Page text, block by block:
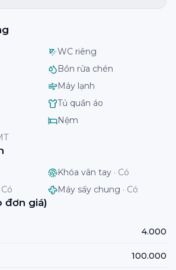
WC riêng
Bồn rửa chén
Máy lạnh
Tủ quần áo
Nệm
Khóa vân tay · Có
Có Máy sấy chung · Có
đơn giá)
4.000
100.000